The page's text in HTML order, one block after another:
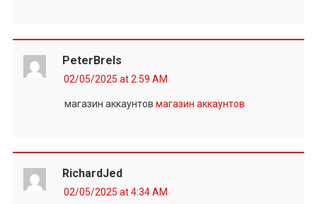
PeterBrels
02/05/2025 at 2:59 AM
магазин аккаунтов магазин аккаунтов
RichardJed
02/05/2025 at 4:34 AM